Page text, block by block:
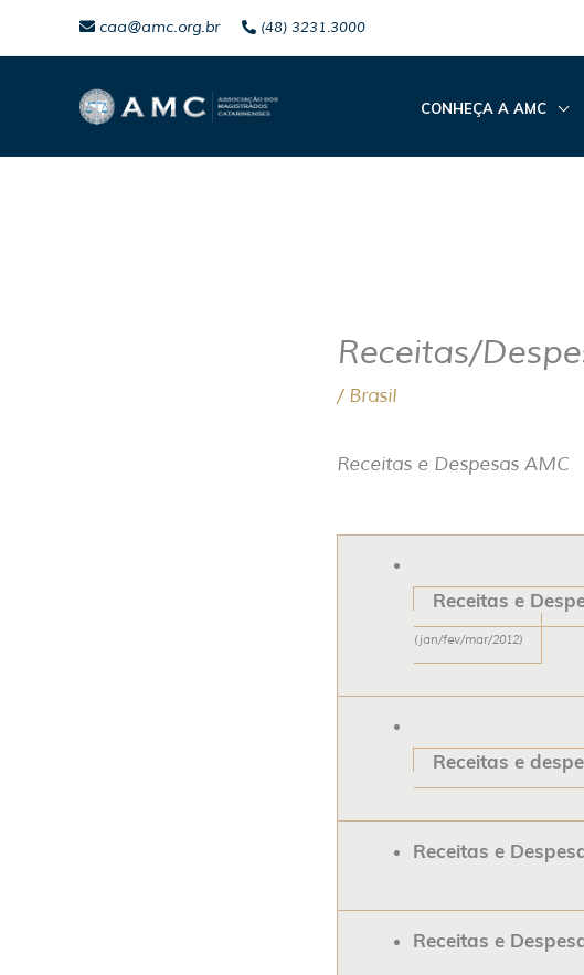
conteúdo
caa@amc.org.br (48) 3231.3000
CONHEÇA A AMC
Receitas/
/ Brasil
Receitas e Despesas AMC
Receitas e
(jan/fev/mar/2012)
Receitas e
Receitas e
Receitas e